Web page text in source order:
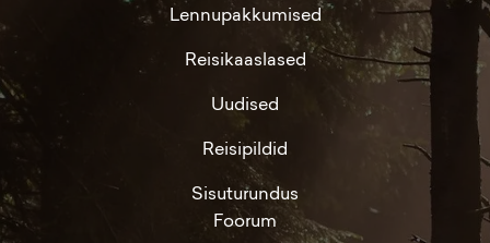
Lennupakkumised
Reisikaaslased
Uudised
Reisipildid
Sisuturundus
Foorum